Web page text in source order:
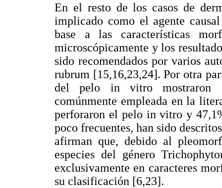
En el resto de los casos de
implicado como el agente
base a las características
microscópicamente y los
sido recomendados por varios
rubrum [15,16,23,24]. Por otra
del pelo in vitro mostraron
comúnmente empleada en la
perforaron el pelo in vitro y
poco frecuentes, han sido
afirman que, debido al
especies del género
exclusivamente en caracteres
su clasificación [6,23].